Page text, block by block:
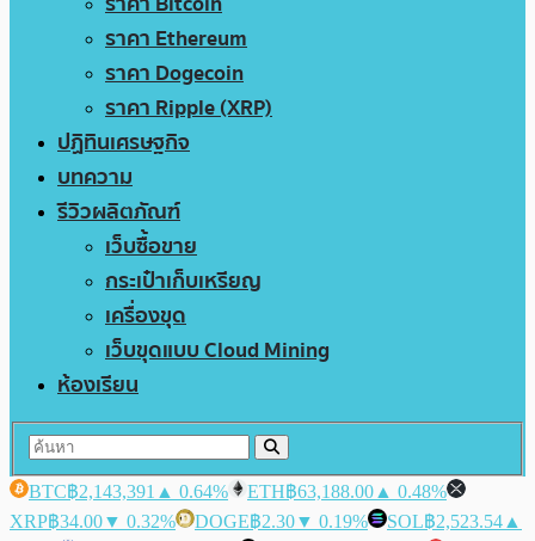
ราคา Ethereum
ราคา Dogecoin
ราคา Ripple (XRP)
ปฏิทินเศรษฐกิจ
บทความ
รีวิวผลิตภัณฑ์
เว็บซื้อขาย
กระเป๋าเก็บเหรียญ
เครื่องขุด
เว็บขุดแบบ Cloud Mining
ห้องเรียน
BTC฿2,143,391 ▲ 0.64% ETH฿63,188.00 ▲ 0.48%
XRP฿34.00▼ 0.32% DOGE฿2.30▼ 0.19% SOL฿2,523.54 ▲